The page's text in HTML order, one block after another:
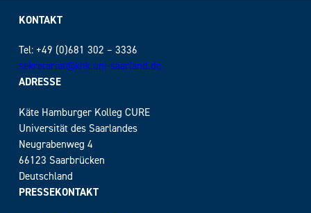
KONTAKT
Tel: +49 (0)681 302 – 3336
sekretariat@khk.uni-saarland.de
ADRESSE
Käte Hamburger Kolleg CURE
Universität des Saarlandes
Neugrabenweg 4
66123 Saarbrücken
Deutschland
PRESSEKONTAKT